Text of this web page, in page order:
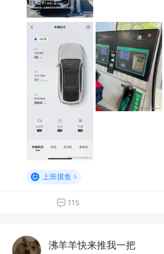
上班摸鱼
115
沸羊羊快来推我一把